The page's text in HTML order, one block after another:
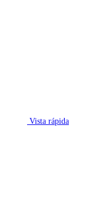
Vista rápida